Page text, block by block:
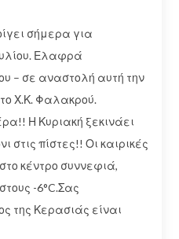
σήμερα για
Ελαφρά
– σε αναστολή αυτή την
Χ.Κ. Φαλακρού.
Η Κυριακή ξεκινάει
στις πίστες!! Οι καιρικές
κέντρο συννεφιά,
-6°C.Σας
της Κερασιάς είναι